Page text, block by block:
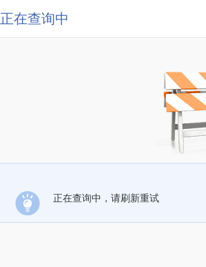
正在查询中
正在查询中，请刷新重试